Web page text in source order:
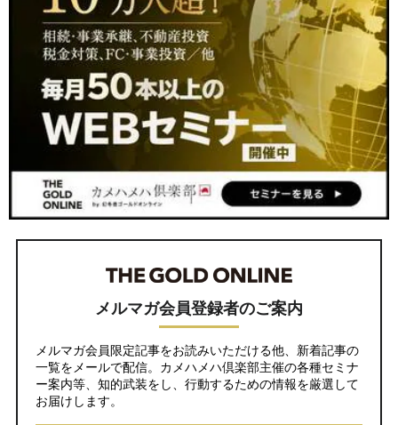
メルマガ会員登録者のご案内
メルマガ会員限定記事をお読みいただける他、新着記事の
一覧をメールで配信。カメハメハ倶楽部主催の各種セミナ
ー案内等、知的武装をし、行動するための情報を厳選して
お届けします。